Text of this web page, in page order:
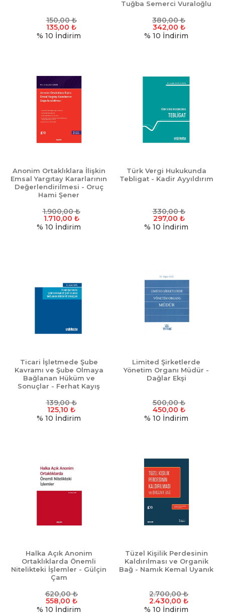
150,00₺
135,00 ₺
% 10 İndirim
Tuğba Semerci Vuraloğlu
380,00₺
342,00 ₺
% 10 İndirim
Anonim Ortaklıklara İlişkin
Emsal Yargıtay Kararlarının
Değerlendirilmesi - Oruç
Hami Şener
1.900,00₺
1.710,00 ₺
% 10 İndirim
Türk Vergi Hukukunda
Tebligat - Kadir Ayyıldırım
330,00₺
297,00 ₺
% 10 İndirim
Ticari İşletmede Şube
Kavramı ve Şube Olmaya
Bağlanan Hüküm ve
Sonuçlar - Ferhat Kayış
139,00₺
125,10 ₺
% 10 İndirim
Limited Şirketlerde
Yönetim Organı Müdür -
Dağlar Ekşi
500,00₺
450,00 ₺
% 10 İndirim
Halka Açık Anonim
Ortaklıklarda Önemli
Nitelikteki İşlemler - Gülçin
Çam
620,00₺
558,00 ₺
% 10 İndirim
Tüzel Kişilik Perdesinin
Kaldırılması ve Organik
Bağ - Namık Kemal Uyanık
2.700,00₺
2.430,00 ₺
% 10 İndirim